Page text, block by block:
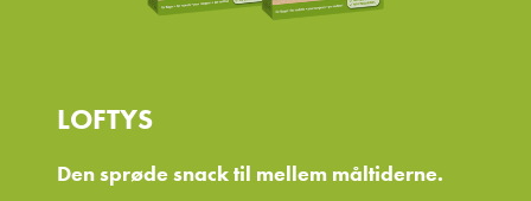
LOFTYS
Den sprøde snack til mellem måltiderne.